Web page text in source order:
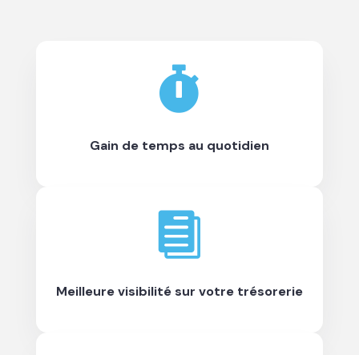

Gain de temps au quotidien

Meilleure visibilité sur votre trésorerie